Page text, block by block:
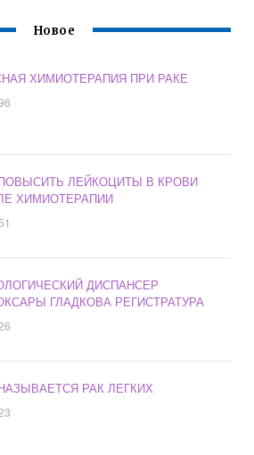
Новое
ХИМИОТЕРАПИЯ ПРИ РАКЕ
ЛЕЙКОЦИТЫ В КРОВИ
ХИМИОТЕРАПИИ
ДИСПАНСЕР
ГЛАДКОВА РЕГИСТРАТУРА
РАК ЛЕГКИХ